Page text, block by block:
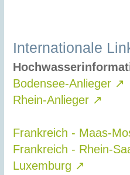
Internationale
Bodensee-Anlieger ↗
Rhein-Anlieger ↗
Frankreich - Maas-
Frankreich - Rhein-
Luxemburg ↗